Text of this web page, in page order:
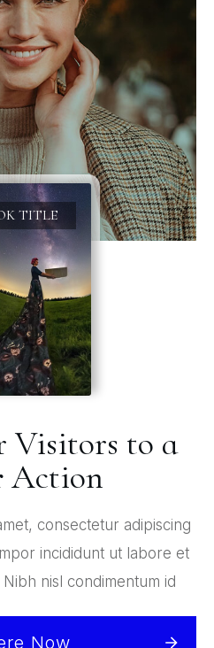
TITLE
Visitors to a
Action
consectetur adipiscing
incididunt ut labore et
nisl condimentum id
Now